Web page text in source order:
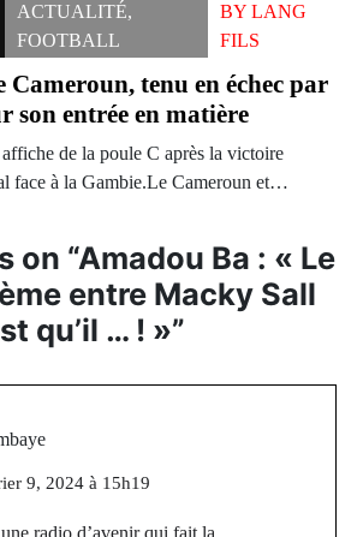
ACTUALITÉ,
FOOTBALL
BY LANG
FILS
Cameroun, tenu en échec par
son entrée en matière
de la poule C après la victoire
face à la Gambie.Le Cameroun et…
on “Amadou Ba : « Le
entre Macky Sall
qu’il … ! »”
9, 2024 à 15h19